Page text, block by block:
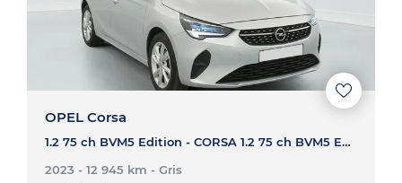
OPEL Corsa
1.2 75 ch BVM5 Edition - CORSA 1.2 75 ch BVM5 Edition
2023 - 12 945 km - Gris